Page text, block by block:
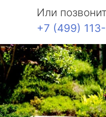
Или
+7 (499)